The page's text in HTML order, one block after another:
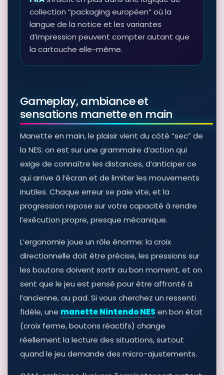
collection “packaging européen” où la
langue de la notice et les variantes
d’impression peuvent compter autant que
la cartouche elle-même.
Gameplay, ambiance et
sensations manette en main
Manette en main, le plaisir vient du côté “sec” de
la NES: on est sur une grammaire d’action qui
exige de connaître les distances, d’anticiper ce
qui arrive à l’écran et de limiter les mouvements
inutiles. Chaque erreur se paie vite, et la
progression repose sur votre capacité à rendre
l’exécution propre, presque mécanique.
L’ergonomie joue un rôle énorme: la croix
directionnelle doit être précise, les pressions sur
les boutons doivent sortir au bon moment, et on
sent que le jeu est pensé pour être affronté à
l’ancienne, au pad. Si vous cherchez un ressenti
fidèle, une manette Nintendo NES en bon état
(croix ferme, boutons réactifs) change
réellement la lecture des situations, surtout
quand le jeu demande des micro-ajustements.